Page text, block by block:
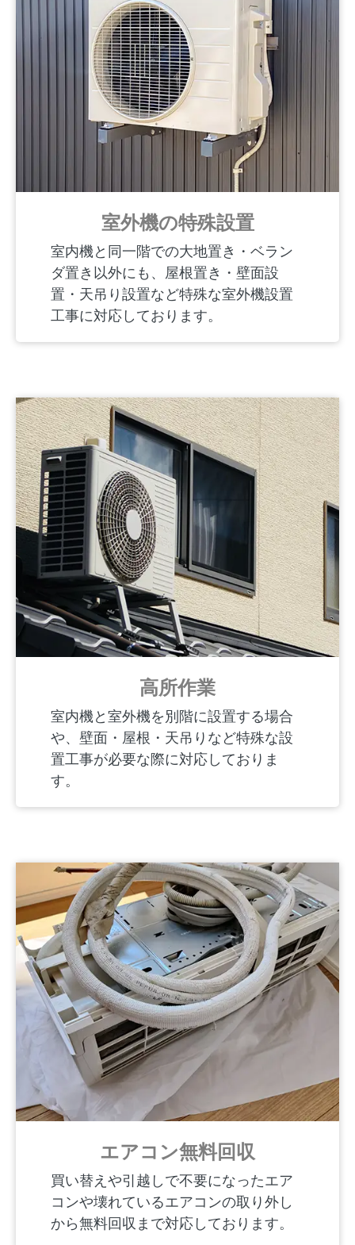
室外機の特殊設置
室内機と同一階での大地置き・ベラン
ダ置き以外にも、屋根置き・壁面設
置・天吊り設置など特殊な室外機設置
工事に対応しております。
高所作業
室内機と室外機を別階に設置する場合
や、壁面・屋根・天吊りなど特殊な設
置工事が必要な際に対応しておりま
す。
エアコン無料回収
買い替えや引越しで不要になったエア
コンや壊れているエアコンの取り外し
から無料回収まで対応しております。